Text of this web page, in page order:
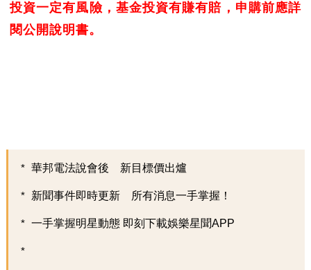
投資一定有風險，基金投資有賺有賠，申購前應詳
閱公開說明書。
華邦電法說會後 新目標價出爐
新聞事件即時更新 所有消息一手掌握！
一手掌握明星動態 即刻下載娛樂星聞APP